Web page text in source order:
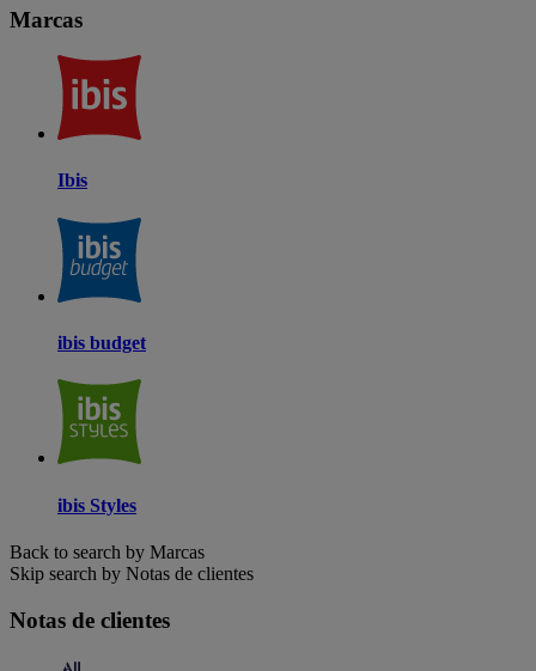
Marcas
Ibis
ibis budget
ibis Styles
Back to search by Marcas
Skip search by Notas de clientes
Notas de clientes